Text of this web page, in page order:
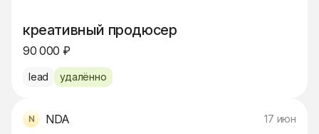
креативный продюсер
90 000 ₽
lead удалённо
NDA 17 июн